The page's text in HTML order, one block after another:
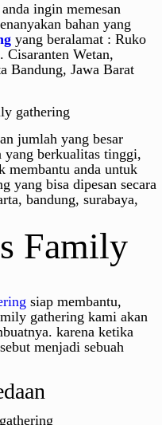
ingin memesan
bahan yang
yang beralamat :Ruko
Cisaranten Wetan,
Bandung, Jawa Barat
jumlah yang besar
yang berkualitas tinggi,
membantu anda untuk
yang bisa dipesan secara
bandung, surabaya,
Family
siap membantu,
gathering kami akan
karena ketika
menjadi sebuah